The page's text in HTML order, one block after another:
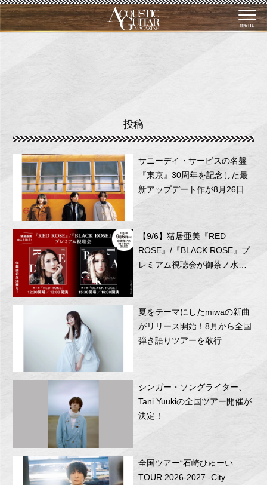
menu
投稿
サニーデイ・サービスの名盤
『東京』30周年を記念した最
新アップデート作が8月26日に
リリース！
【9/6】猪居亜美『RED
ROSE』/『BLACK ROSE』プ
レミアム視聴会が御茶ノ水
夏をテーマにしたmiwaの新曲
がリリース開始！8月から全国
弾き語りツアーを敢行
シンガー・ソングライター、
Tani Yuukiの全国ツアー開催が
決定！
全国ツアー“石崎ひゅーい
TOUR 2026-2027 -City